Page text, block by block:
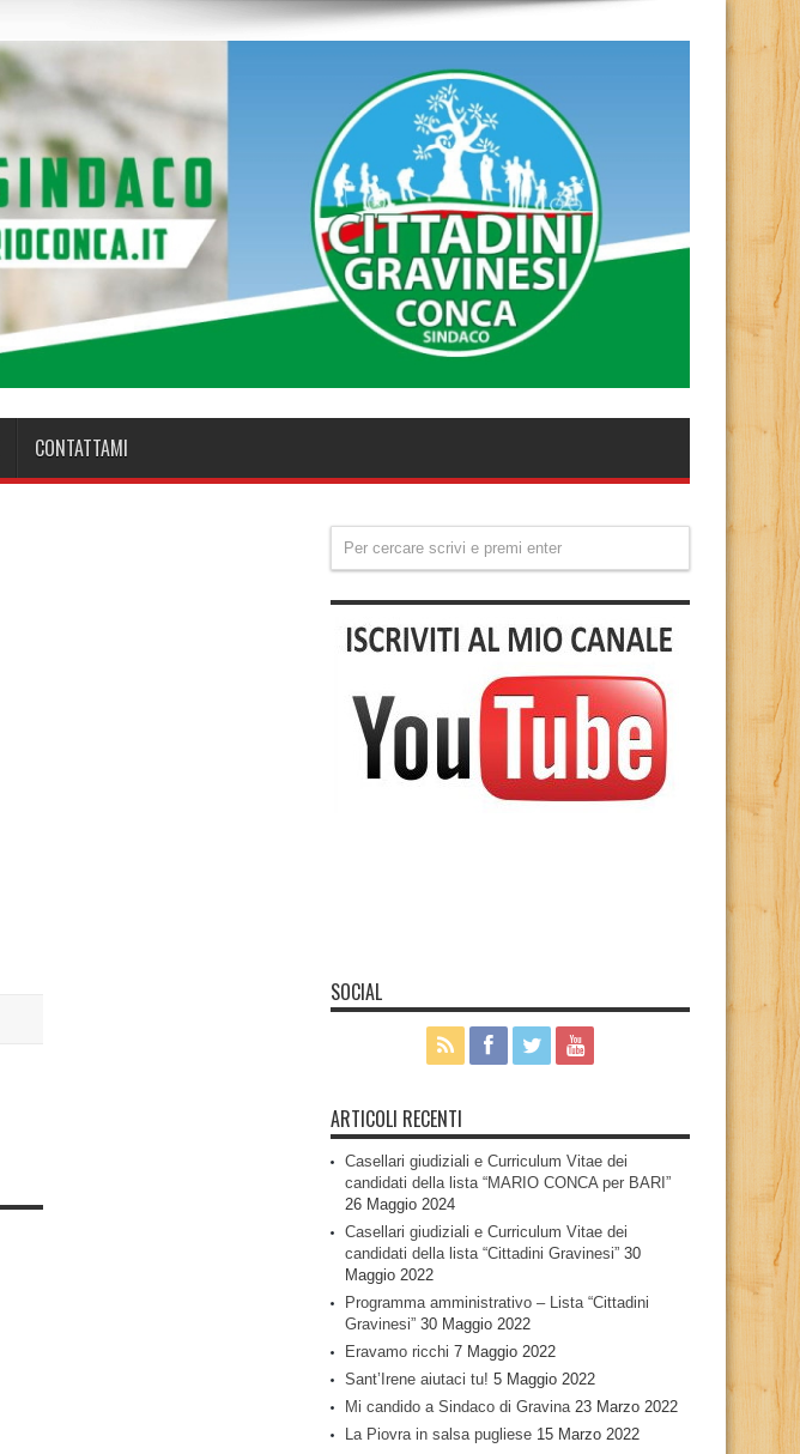
CONTATTAMI
SOCIAL
ARTICOLI RECENTI
Casellari giudiziali e Curriculum Vitae dei
candidati della lista “MARIO CONCA per BARI”
26 Maggio 2024
Casellari giudiziali e Curriculum Vitae dei
candidati della lista “Cittadini Gravinesi” 30
Maggio 2022
Programma amministrativo – Lista “Cittadini
Gravinesi” 30 Maggio 2022
Eravamo ricchi 7 Maggio 2022
Sant’Irene aiutaci tu! 5 Maggio 2022
Mi candido a Sindaco di Gravina 23 Marzo 2022
La Piovra in salsa pugliese 15 Marzo 2022